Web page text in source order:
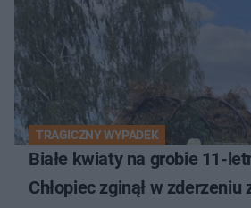
TRAGICZNY WYPADEK
Białe kwiaty na grobie 11-
Chłopiec zginął w